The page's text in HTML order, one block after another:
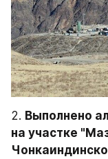
2. Выполнено
на участке